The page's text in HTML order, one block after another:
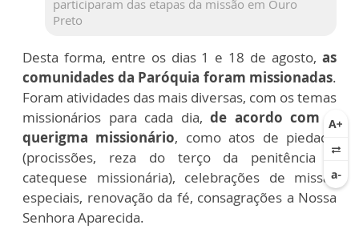
participaram das etapas da missão em Ouro
Preto
Desta forma, entre os dias 1 e 18 de agosto, as
comunidades da Paróquia foram missionadas.
Foram atividades das mais diversas, com os temas
missionários para cada dia,de acordo com o
querigma missionário, como atos de piedade
(procissões, reza do terço da penitência e
catequese missionária), celebrações de missas
especiais, renovação da fé, consagrações a Nossa
Senhora Aparecida.